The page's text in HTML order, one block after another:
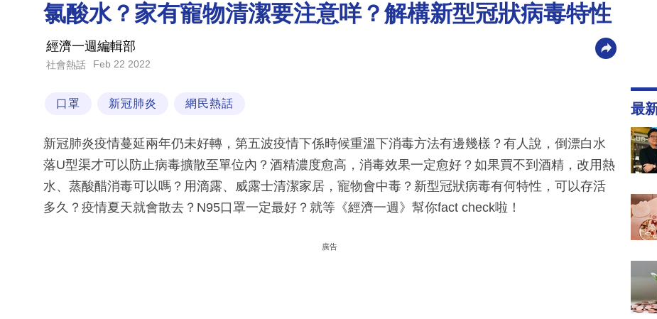
氯酸水？家有寵物清潔要注意咩？解構新型冠狀病毒特性
經濟一週編輯部
社會熱話 Feb 22 2022
口罩 新冠肺炎 網民熱話
新冠肺炎疫情蔓延兩年仍未好轉，第五波疫情下係時候重溫下消毒方法有邊幾樣？有人說，倒漂白水
落U型渠才可以防止病毒擴散至單位內？酒精濃度愈高，消毒效果一定愈好？如果買不到酒精，改用熱
水、蒸酸醋消毒可以嗎？用滴露、威露士清潔家居，寵物會中毒？新型冠狀病毒有何特性，可以存活
多久？疫情夏天就會散去？N95口罩一定最好？就等《經濟一週》幫你fact check啦！
廣告
最